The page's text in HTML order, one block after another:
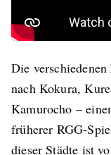
Die
nach Kokura,
Kamurocho –
früherer RGG-
dieser Städte ist